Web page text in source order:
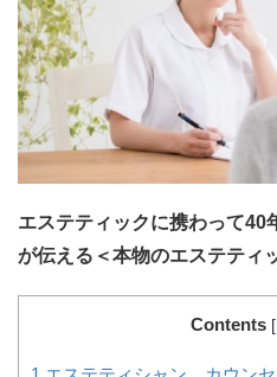
エステティックに携わって
が伝える＜本物のエステティ
Contents [